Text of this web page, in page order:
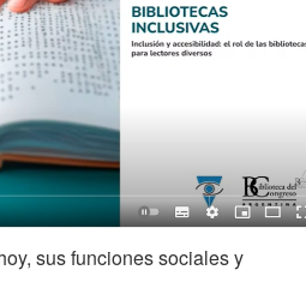
sus funciones sociales y